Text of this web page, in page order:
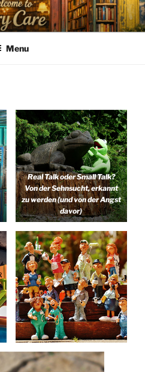
Menu
Real Talk oder Small Talk?
Von der Sehnsucht, erkannt
zu werden (und von der Angst
davor)